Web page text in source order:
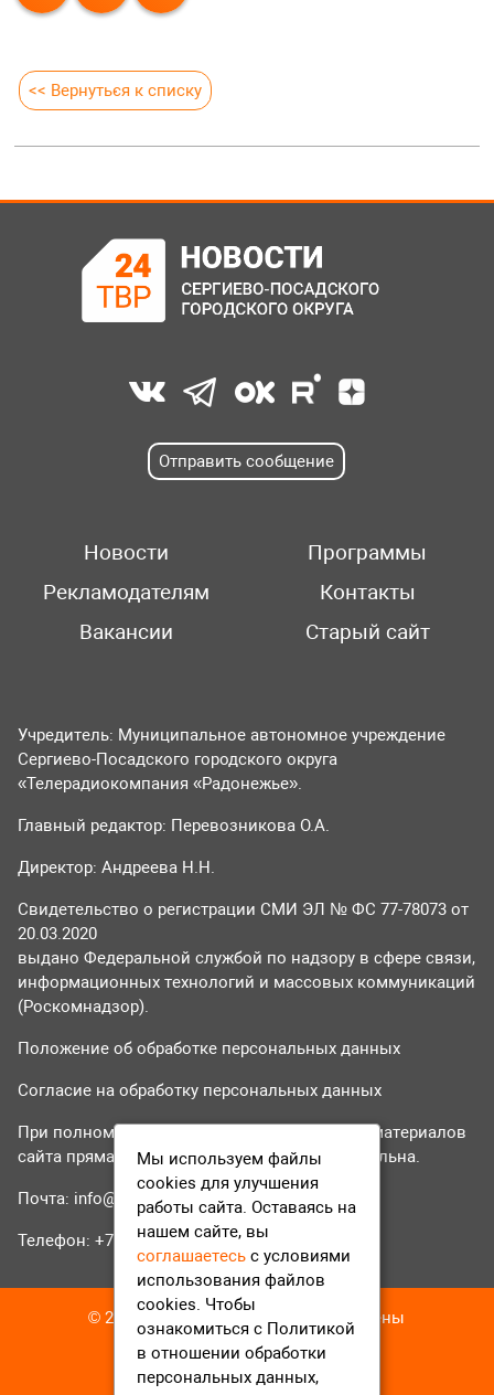
<< Вернуться к списку
Отправить сообщение
Новости
Программы
Рекламодателям
Контакты
Вакансии
Старый сайт
Учредитель: Муниципальное автономное учреждение
Сергиево-Посадского городского округа
«Телерадиокомпания «Радонежье».
Главный редактор: Перевозникова О.А.
Директор: Андреева Н.Н.
Свидетельство о регистрации СМИ ЭЛ № ФС 77-78073 от
20.03.2020
выдано Федеральной службой по надзору в сфере связи,
информационных технологий и массовых коммуникаций
(Роскомнадзор).
Положение об обработке персональных данных
Согласие на обработку персональных данных
При полном или частичном использовании материалов
сайта прямая гиперссылка на tvr24.tv обязательна.
Почта: info@tvr24.tv
Телефон: +7 (496) 551-04-95
© 2016-2023 ТВР24 Все права защищены
Мы используем файлы
cookies для улучшения
работы сайта. Оставаясь на
нашем сайте, вы
соглашаетесь с условиями
использования файлов
cookies. Чтобы
ознакомиться с Политикой
в отношении обработки
персональных данных,